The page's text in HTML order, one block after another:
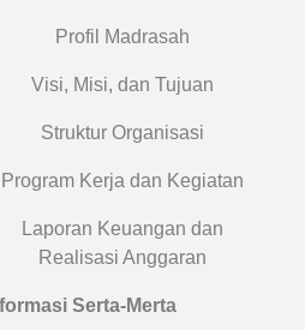
Profil Madrasah
Visi, Misi, dan Tujuan
Struktur Organisasi
Program Kerja dan Kegiatan
Laporan Keuangan dan
Realisasi Anggaran
Serta-Merta